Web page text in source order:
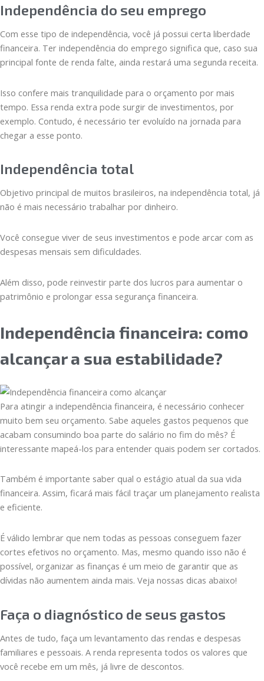
Independência do seu emprego
Com esse tipo de independência, você já possui certa liberdade
financeira. Ter independência do emprego significa que, caso sua
principal fonte de renda falte, ainda restará uma segunda receita.
Isso confere mais tranquilidade para o orçamento por mais
tempo. Essa renda extra pode surgir de investimentos, por
exemplo. Contudo, é necessário ter evoluído na jornada para
chegar a esse ponto.
Independência total
Objetivo principal de muitos brasileiros, na independência total, já
não é mais necessário trabalhar por dinheiro.
Você consegue viver de seus investimentos e pode arcar com as
despesas mensais sem dificuldades.
Além disso, pode reinvestir parte dos lucros para aumentar o
patrimônio e prolongar essa segurança financeira.
Independência financeira: como
alcançar a sua estabilidade?
Para atingir a independência financeira, é necessário conhecer
muito bem seu orçamento. Sabe aqueles gastos pequenos que
acabam consumindo boa parte do salário no fim do mês? É
interessante mapeá-los para entender quais podem ser cortados.
Também é importante saber qual o estágio atual da sua vida
financeira. Assim, ficará mais fácil traçar um planejamento realista
e eficiente.
É válido lembrar que nem todas as pessoas conseguem fazer
cortes efetivos no orçamento. Mas, mesmo quando isso não é
possível, organizar as finanças é um meio de garantir que as
dívidas não aumentem ainda mais. Veja nossas dicas abaixo!
Faça o diagnóstico de seus gastos
Antes de tudo, faça um levantamento das rendas e despesas
familiares e pessoais. A renda representa todos os valores que
você recebe em um mês, já livre de descontos.